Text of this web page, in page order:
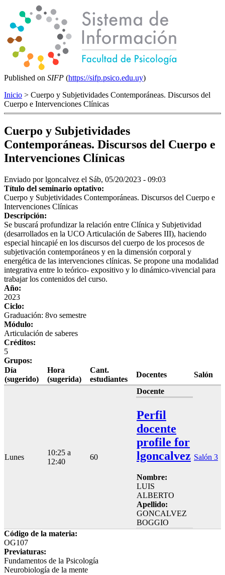
Published on SIFP (https://sifp.psico.edu.uy)
Inicio > Cuerpo y Subjetividades Contemporáneas. Discursos del
Cuerpo e Intervenciones Clínicas
Cuerpo y Subjetividades
Contemporáneas. Discursos del Cuerpo e
Intervenciones Clínicas
Enviado porlgoncalvez el Sáb, 05/20/2023 - 09:03
Título del seminario optativo:
Cuerpo y Subjetividades Contemporáneas. Discursos del Cuerpo e
Intervenciones Clínicas
Descripción:
Se buscará profundizar la relación entre Clínica y Subjetividad
(desarrollados en la UCO Articulación de Saberes III), haciendo
especial hincapié en los discursos del cuerpo de los procesos de
subjetivación contemporáneos y en la dimensión corporal y
energética de las intervenciones clínicas. Se propone una modalidad
integrativa entre lo teórico- expositivo y lo dinámico-vivencial para
trabajar los contenidos del curso.
Año:
2023
Ciclo:
Graduación: 8vo semestre
Módulo:
Articulación de saberes
Créditos:
5
Grupos:
Día
(sugerido)
Hora
(sugerida)
Cant.
estudiantes
Docentes Salón
Lunes
10:25 a
12:40
60
Docente
Perfil
docente
profile for
lgoncalvez
Nombre:
LUIS
ALBERTO
Apellido:
GONCALVEZ
BOGGIO
Salón 3
Código de la materia:
OG107
Previaturas:
Fundamentos de la Psicología
Neurobiología de la mente